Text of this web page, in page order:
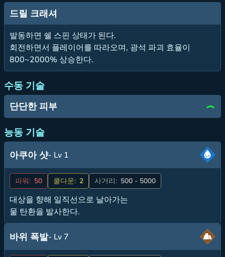
드릴 크래셔
발동하면 쉘 스핀 상태가 된다.
회전하면서 플레이어를 따라오며, 광석 파괴 효율이
800~2000% 상승한다.
수동 기술
단단한 피부
능동 기술
아쿠아 샷- Lv 1
파워: 50 쿨다운: 2 사거리: 500 - 5000
대상을 향해 일직선으로 날아가는
물 탄환을 발사한다.
바위 폭발- Lv 7